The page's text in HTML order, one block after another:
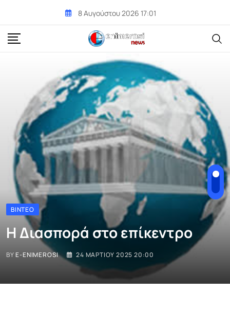
content
8 Αυγούστου 2026 17:01
ΒΊΝΤΕΟ
Η Διασπορά στο επίκεντρο
BY E-ENIMEROSI 24 ΜΑΡΤΊΟΥ 2025 20:00